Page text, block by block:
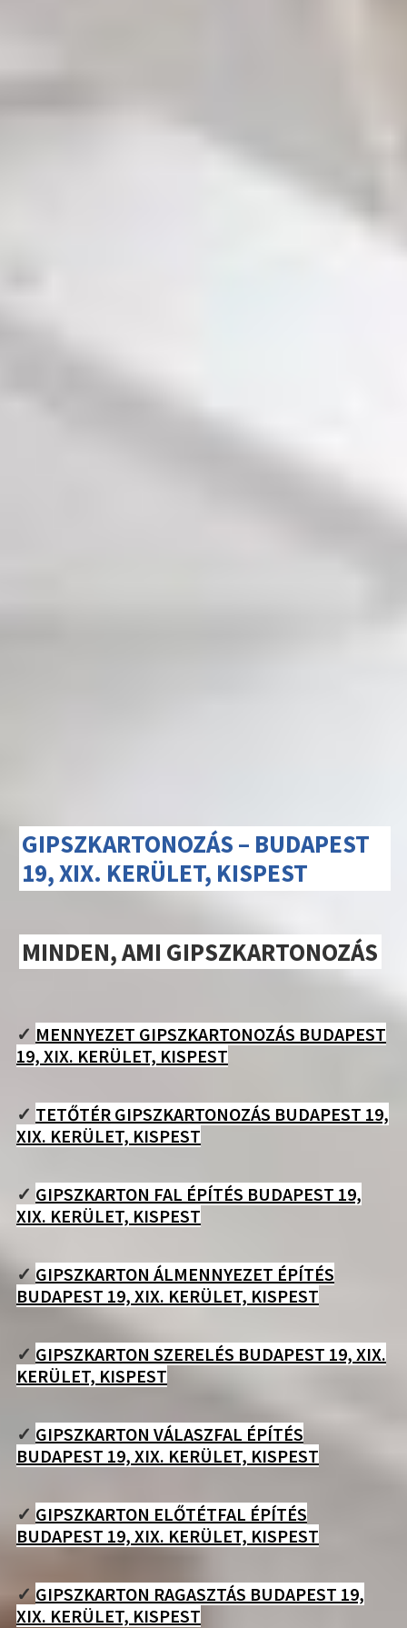
GIPSZKARTONOZÁS – BUDAPEST
19, XIX. KERÜLET, KISPEST
MINDEN, AMI GIPSZKARTONOZÁS
✓ MENNYEZET GIPSZKARTONOZÁS BUDAPEST
19, XIX. KERÜLET, KISPEST
✓ TETŐTÉR GIPSZKARTONOZÁS BUDAPEST 19,
XIX. KERÜLET, KISPEST
✓ GIPSZKARTON FAL ÉPÍTÉS BUDAPEST 19,
XIX. KERÜLET, KISPEST
✓ GIPSZKARTON ÁLMENNYEZET ÉPÍTÉS
BUDAPEST 19, XIX. KERÜLET, KISPEST
✓ GIPSZKARTON SZERELÉS BUDAPEST 19, XIX.
KERÜLET, KISPEST
✓ GIPSZKARTON VÁLASZFAL ÉPÍTÉS
BUDAPEST 19, XIX. KERÜLET, KISPEST
✓ GIPSZKARTON ELŐTÉTFAL ÉPÍTÉS
BUDAPEST 19, XIX. KERÜLET, KISPEST
✓ GIPSZKARTON RAGASZTÁS BUDAPEST 19,
XIX. KERÜLET, KISPEST